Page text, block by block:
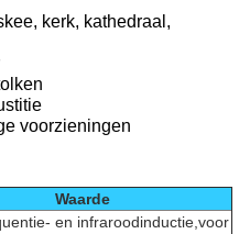
kerk, kathedraal,
voorzieningen
Waarde
en infraroodinductie,voor